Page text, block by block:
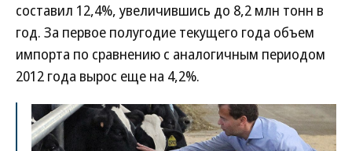
составил 12,4%, увеличившись до 8,2 млн тонн в
год. За первое полугодие текущего года объем
импорта по сравнению с аналогичным периодом
2012 года вырос еще на 4,2%.